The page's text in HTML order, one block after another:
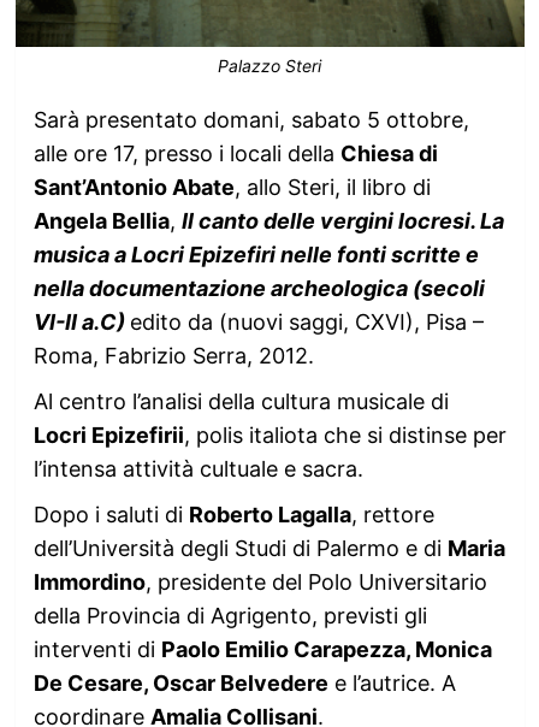
Palazzo Steri
Sarà presentato domani, sabato 5 ottobre,
alle ore 17, presso i locali della Chiesa di
Sant’Antonio Abate, allo Steri, il libro di
Angela Bellia, Il canto delle vergini locresi. La
musica a Locri Epizefiri nelle fonti scritte e
nella documentazione archeologica (secoli
VI-II a.C) edito da (nuovi saggi, CXVI), Pisa –
Roma, Fabrizio Serra, 2012.
Al centro l’analisi della cultura musicale di
Locri Epizefirii, polis italiota che si distinse per
l’intensa attività cultuale e sacra.
Dopo i saluti di Roberto Lagalla, rettore
dell’Università degli Studi di Palermo e di Maria
Immordino, presidente del Polo Universitario
della Provincia di Agrigento, previsti gli
interventi di Paolo Emilio Carapezza, Monica
De Cesare, Oscar Belvedere e l’autrice. A
coordinare Amalia Collisani.